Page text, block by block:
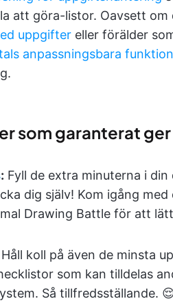
att göra-listor. Oavsett
uppgifter eller förälder
anpassningsbara
som garanterat
: Fyll de extra minuterna i
dig själv! Kom igång
Drawing Battle för att
Håll koll på även de minsta
som kan tilldelas
Så tillfredsställande.